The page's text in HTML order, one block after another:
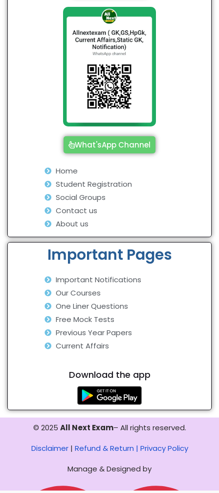
What'sApp Channel
Home
Student Registration
Social Groups
Contact us
About us
Important Pages
Important Notifications
Our Courses
One Liner Questions
Free Mock Tests
Previous Year Papers
Current Affairs
Download the app
© 2025 All Next Exam– All rights reserved.
Disclaimer| Refund & Return | Privacy Policy
Manage & Designed by